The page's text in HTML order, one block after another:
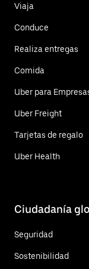
Viaja
Conduce
Realiza entregas
Comida
Uber para
Uber Freight
Tarjetas de regalo
Uber Health
Ciudadanía
Seguridad
Sostenibilidad